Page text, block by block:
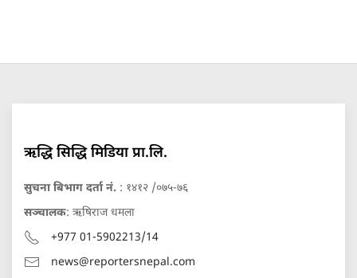
ऋद्धि सिद्धि मिडिया प्रा.लि.
सुचना बिभाग दर्ता नं. : १४१२ /०७५-७६
सञ्चालक: ऋषिराज धमला
+977 01-5902213/14
news@reportersnepal.com